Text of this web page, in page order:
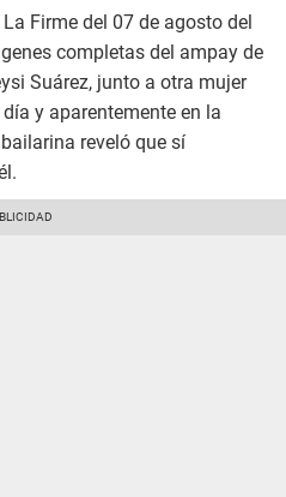
Firme del 07 de agosto del
completas del ampay de
Suárez, junto a otra mujer
y aparentemente en la
reveló que sí